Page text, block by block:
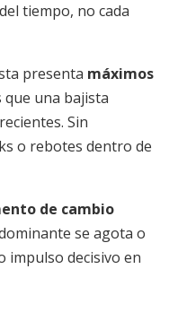
tiempo, no cada
presenta máximos
que una bajista
Sin
o rebotes dentro de
de cambio
se agota o
impulso decisivo en